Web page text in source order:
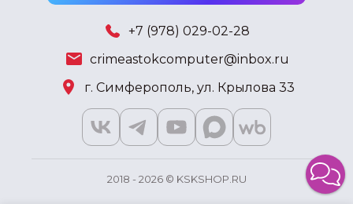
+7 (978) 029-02-28
crimeastokcomputer@inbox.ru
г. Симферополь, ул. Крылова 33
2018 - 2026 © KSKSHOP.RU